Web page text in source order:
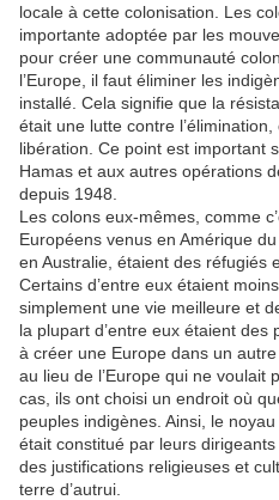
locale à cette colonisation. Les
importante adoptée par les
pour créer une communauté
l’Europe, il faut éliminer les
installé. Cela signifie que la
était une lutte contre
libération. Ce point est important
Hamas et aux autres opérations
depuis 1948.
Les colons eux-mêmes, comme
Européens venus en Amérique
en Australie, étaient des réfugiés
Certains d’entre eux étaient
simplement une vie meilleure et
la plupart d’entre eux étaient
à créer une Europe dans un
au lieu de l’Europe qui ne voulait
cas, ils ont choisi un endroit où
peuples indigènes. Ainsi, le
était constitué par leurs
des justifications religieuses et
terre d’autrui.